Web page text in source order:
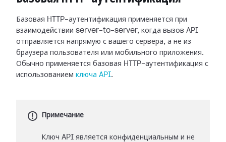
Базовая HTTP-аутентификация применяется при
взаимодействии server-to-server, когда вызов API
отправляется напрямую с вашего сервера, а не из
браузера пользователя или мобильного приложения.
Обычно применяется базовая HTTP-аутентификация с
использованием ключа API.
Примечание
Ключ API является конфиденциальным и не